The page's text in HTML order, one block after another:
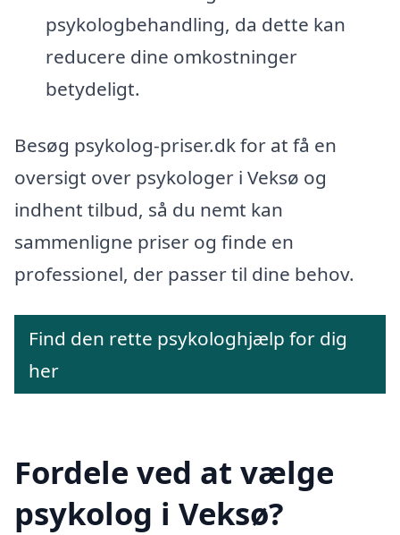
psykologbehandling, da dette kan
reducere dine omkostninger
betydeligt.
Besøg psykolog-priser.dk for at få en
oversigt over psykologer i Veksø og
indhent tilbud, så du nemt kan
sammenligne priser og finde en
professionel, der passer til dine behov.
Find den rette psykologhjælp for dig
her
Fordele ved at vælge
psykolog i Veksø?